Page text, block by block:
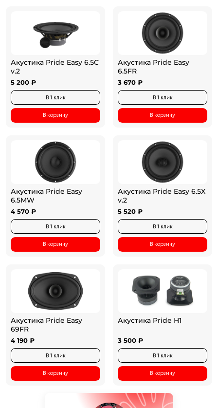
Акустика Pride Easy 6.5C
v.2
5 200 ₽
В 1 клик
В корзину
Акустика Pride Easy
6.5FR
3 670 ₽
В 1 клик
В корзину
Акустика Pride Easy
6.5MW
4 570 ₽
В 1 клик
В корзину
Акустика Pride Easy 6.5X
v.2
5 520 ₽
В 1 клик
В корзину
Акустика Pride Easy
69FR
4 190 ₽
В 1 клик
В корзину
Акустика Pride H1
3 500 ₽
В 1 клик
В корзину